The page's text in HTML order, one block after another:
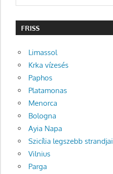
FRISS
Limassol
Krka vízesés
Paphos
Platamonas
Menorca
Bologna
Ayia Napa
Szicília legszebb strandjai
Vilnius
Parga